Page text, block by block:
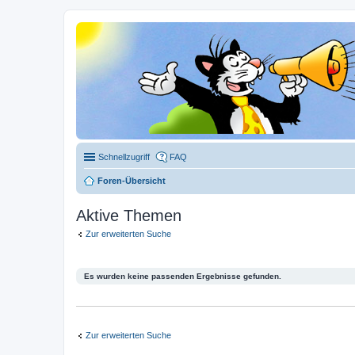
Schnellzugriff FAQ
Foren-Übersicht
Aktive Themen
Zur erweiterten Suche
Es wurden keine passenden Ergebnisse gefunden.
Zur erweiterten Suche